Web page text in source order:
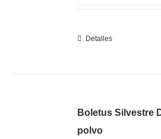
Detalles
Boletus Silvestre
polvo